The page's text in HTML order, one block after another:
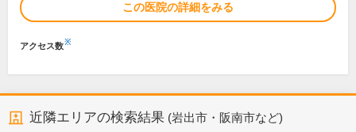
この医院の詳細をみる
アクセス数※
近隣エリアの検索結果 (岩出市・阪南市など)